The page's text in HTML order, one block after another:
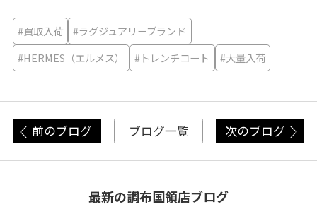
#買取入荷
#ラグジュアリーブランド
#HERMES（エルメス）
#トレンチコート #大量入荷
前のブログ ブログ一覧 次のブログ
最新の調布国領店ブログ